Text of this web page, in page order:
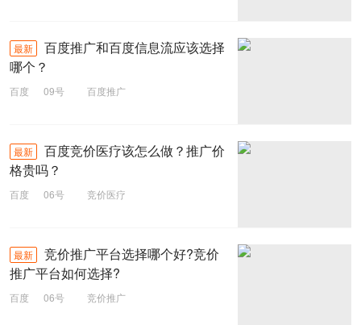
最新
百度推广和百度信息流应该选择
哪个？
百度 09号 百度推广
最新
百度竞价医疗该怎么做？推广价
格贵吗？
百度 06号 竞价医疗
最新
竞价推广平台选择哪个好?竞价
推广平台如何选择?
百度 06号 竞价推广